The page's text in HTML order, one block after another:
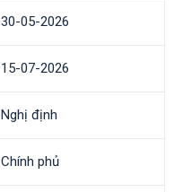
30-05-2026
15-07-2026
Nghị định
Chính phủ